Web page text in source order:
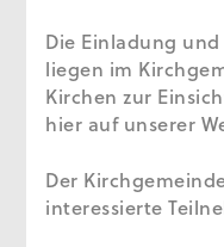
Die Einladung
liegen im
Kirchen zur
hier auf unserer
Der
interessierte